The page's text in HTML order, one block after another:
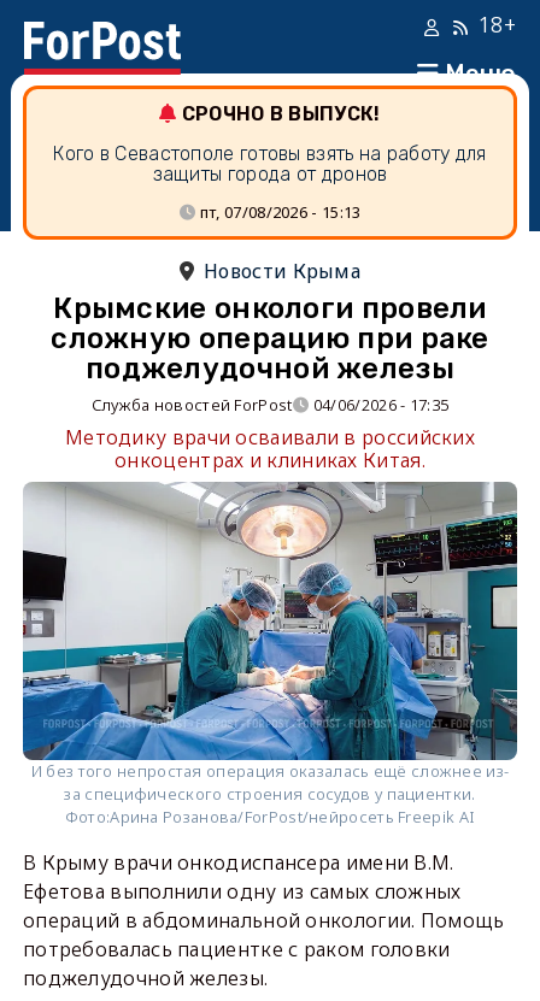
Меню
18+
СРОЧНО В ВЫПУСК!
Кого в Севастополе готовы взять на работу для
защиты города от дронов
пт, 07/08/2026 - 15:13
Новости Крыма
Крымские онкологи провели
сложную операцию при раке
поджелудочной железы
Служба новостей ForPost 04/06/2026 - 17:35
Методику врачи осваивали в российских
онкоцентрах и клиниках Китая.
И без того непростая операция оказалась ещё сложнее из-
за специфического строения сосудов у пациентки.
Фото:Арина Розанова/ForPost/нейросеть Freepik AI
В Крыму врачи онкодиспансера имени В.М.
Ефетова выполнили одну из самых сложных
операций в абдоминальной онкологии. Помощь
потребовалась пациентке с раком головки
поджелудочной железы.